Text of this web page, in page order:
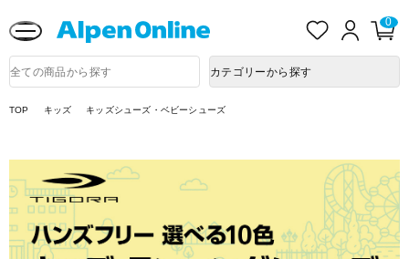
入
ロ
ン
0
品
検
カテゴリーから探す
TOP キッズ キッズシューズ・ベビーシューズ